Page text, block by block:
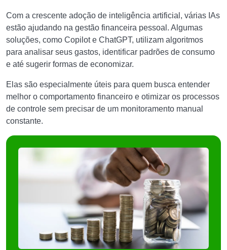
Com a crescente adoção de inteligência artificial, várias IAs
estão ajudando na gestão financeira pessoal. Algumas
soluções, como Copilot e ChatGPT, utilizam algoritmos
para analisar seus gastos, identificar padrões de consumo
e até sugerir formas de economizar.
Elas são especialmente úteis para quem busca entender
melhor o comportamento financeiro e otimizar os processos
de controle sem precisar de um monitoramento manual
constante.